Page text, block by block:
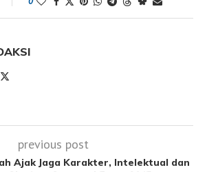
previous post
Ajak Jaga Karakter, Intelektual dan